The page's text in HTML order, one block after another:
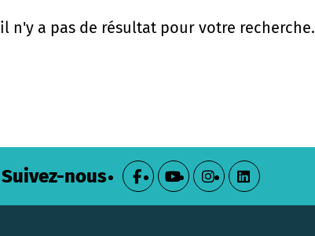
n'y a pas de résultat pour votre recherche.
Suivez-nous